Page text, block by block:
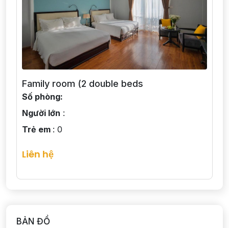
Family room (2 double beds
Số phòng:
Người lớn :
Trẻ em : 0
Liên hệ
BẢN ĐỒ